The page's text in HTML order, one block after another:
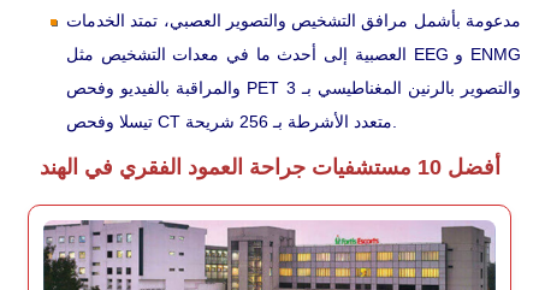
مدعومة بأشمل مرافق التشخيص والتصوير العصبي، تمتد الخدمات
العصبية إلى أحدث ما في معدات التشخيص مثل EEG و ENMG
والمراقبة بالفيديو وفحص PET والتصوير بالرنين المغناطيسي بـ 3
أفضل 10 مستشفيات جراحة العمود الفقري في الهند